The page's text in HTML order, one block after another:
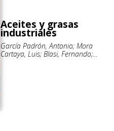
Aceites y grasas
industriales
García Padrón, Antonio; Mora
Cartaya, Luis; Blasi, Fernando;